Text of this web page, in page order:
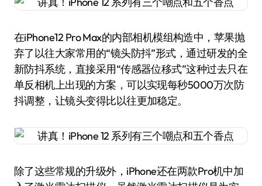
在iPhone12 Pro Max的内部相机模组构造中，苹果抛
弃了以往大家常用的“镜头防抖”形式，通过研发的全
新防抖系统，直接采用“传感器位移式”这种过去只在
单反相机上出现的方案，可以实现每秒5000万次防
抖调整，让镜头变得比以往更加稳定。
除了这些常规的升级外，iPhone还在两款Pro机中加